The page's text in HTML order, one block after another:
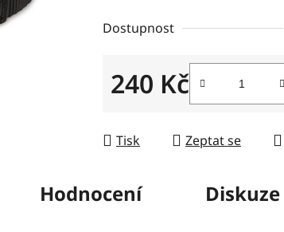
5
Dostupnost
240 Kč
Tisk Zeptat se
Hodnocení Diskuze